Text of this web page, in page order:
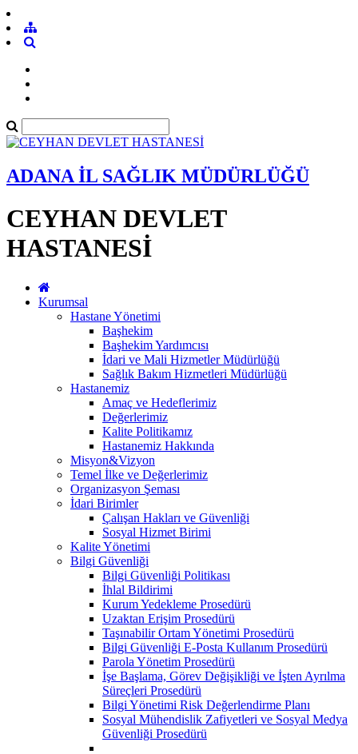
ADANA İL SAĞLIK MÜDÜRLÜĞÜ
CEYHAN DEVLET
HASTANESİ
Kurumsal
Hastane Yönetimi
Başhekim
Başhekim Yardımcısı
İdari ve Mali Hizmetler Müdürlüğü
Sağlık Bakım Hizmetleri Müdürlüğü
Hastanemiz
Amaç ve Hedeflerimiz
Değerlerimiz
Kalite Politikamız
Hastanemiz Hakkında
Misyon&Vizyon
Temel İlke ve Değerlerimiz
Organizasyon Şeması
İdari Birimler
Çalışan Hakları ve Güvenliği
Sosyal Hizmet Birimi
Kalite Yönetimi
Bilgi Güvenliği
Bilgi Güvenliği Politikası
İhlal Bildirimi
Kurum Yedekleme Prosedürü
Uzaktan Erişim Prosedürü
Taşınabilir Ortam Yönetimi Prosedürü
Bilgi Güvenliği E-Posta Kullanım Prosedürü
Parola Yönetim Prosedürü
İşe Başlama, Görev Değişikliği ve İşten Ayrılma
Süreçleri Prosedürü
Bilgi Yönetimi Risk Değerlendirme Planı
Sosyal Mühendislik Zafiyetleri ve Sosyal Medya
Güvenliği Prosedürü